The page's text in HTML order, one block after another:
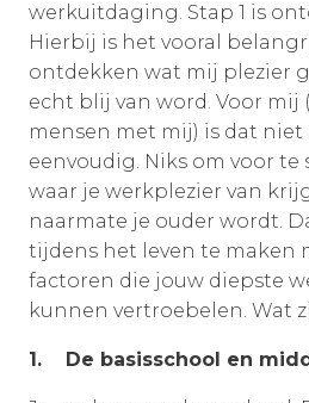
werkuitdaging. Stap 1 is
Hierbij is het vooral
ontdekken wat mij plezier
echt blij van word. Voor mij
mensen met mij) is dat niet
eenvoudig. Niks om voor te
waar je werkplezier van
naarmate je ouder wordt.
tijdens het leven te maken
factoren die jouw diepste
kunnen vertroebelen. Wat
1. De basisschool en